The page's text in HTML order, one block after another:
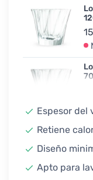
Espesor del
Retiene
Diseño
Apto para